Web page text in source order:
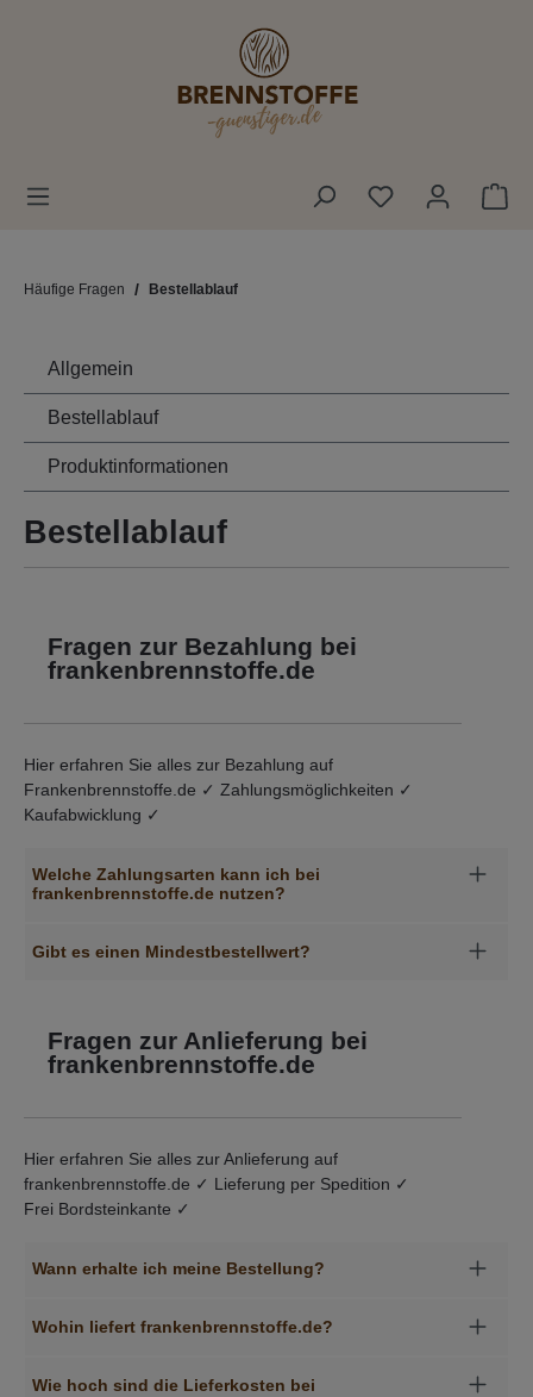
Häufige Fragen Bestellablauf
Allgemein
Bestellablauf
Produktinformationen
Bestellablauf
Fragen zur Bezahlung bei
frankenbrennstoffe.de
Hier erfahren Sie alles zur Bezahlung auf
Frankenbrennstoffe.de ✓ Zahlungsmöglichkeiten ✓
Kaufabwicklung ✓
Welche Zahlungsarten kann ich bei
frankenbrennstoffe.de nutzen?
Gibt es einen Mindestbestellwert?
Fragen zur Anlieferung bei
frankenbrennstoffe.de
Hier erfahren Sie alles zur Anlieferung auf
frankenbrennstoffe.de ✓ Lieferung per Spedition ✓
Frei Bordsteinkante ✓
Wann erhalte ich meine Bestellung?
Wohin liefert frankenbrennstoffe.de?
Wie hoch sind die Lieferkosten bei